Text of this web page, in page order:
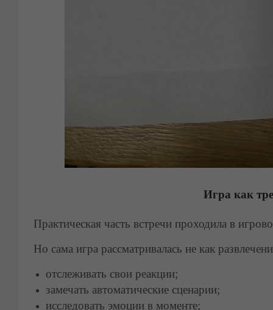
Игра как
Практическая часть встречи проходила в
Но сама игра рассматривалась не как
отслеживать свои реакции;
замечать автоматические сценарии;
исследовать эмоции в моменте;